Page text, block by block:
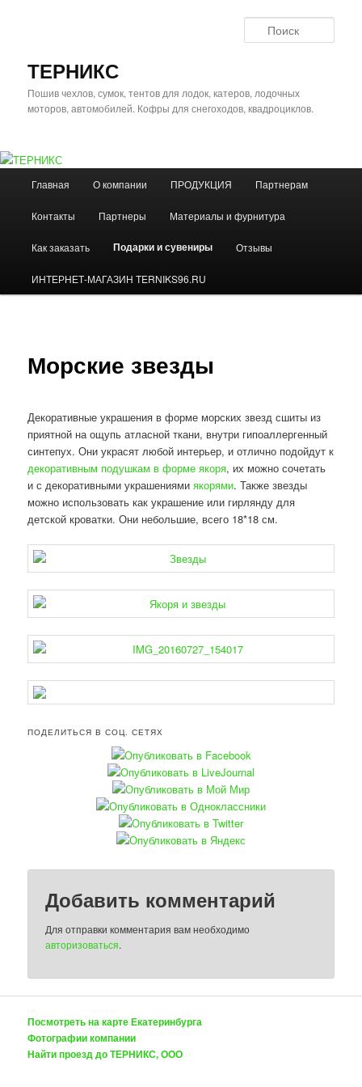
ТЕРНИКС
Пошив чехлов, сумок, тентов для лодок, катеров, лодочных
моторов, автомобилей. Кофры для снегоходов, квадроциклов.
Главная О компании ПРОДУКЦИЯ Партнерам
Контакты Партнеры Материалы и фурнитура
Как заказать Подарки и сувениры Отзывы
ИНТЕРНЕТ-МАГАЗИН TERNIKS96.RU
Морские звезды
Декоративные украшения в форме морских звезд сшиты из
приятной на ощупь атласной ткани, внутри гипоаллергенный
синтепух. Они украсят любой интерьер, и отлично подойдут к
декоративным подушкам в форме якоря, их можно сочетать
и с декоративными украшениямиякорями. Также звезды
можно использовать как украшение или гирлянду для
детской кроватки. Они небольшие, всего 18*18 см.
ПОДЕЛИТЬСЯ В СОЦ. СЕТЯХ
Добавить комментарий
Для отправки комментария вам необходимо
авторизоваться.
Посмотреть на карте Екатеринбурга
Фотографии компании
Найти проезд до ТЕРНИКС, ООО